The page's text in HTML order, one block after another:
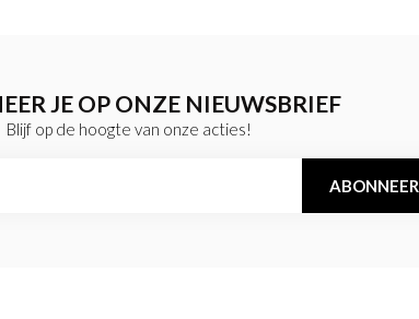
JE OP ONZE NIEUWSBRIEF
Blijf op de hoogte van onze acties!
ABONNEER